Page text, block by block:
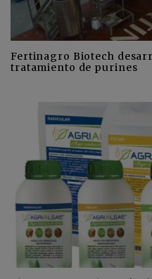
Fertinagro Biotech
tratamiento de purines